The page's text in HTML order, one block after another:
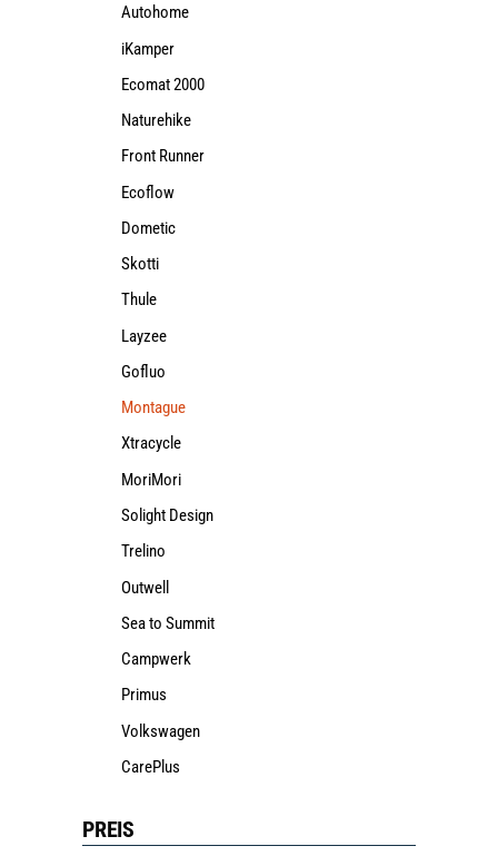
Autohome
iKamper
Ecomat 2000
Naturehike
Front Runner
Ecoflow
Dometic
Skotti
Thule
Layzee
Gofluo
Montague
Xtracycle
MoriMori
Solight Design
Trelino
Outwell
Sea to Summit
Campwerk
Primus
Volkswagen
CarePlus
PREIS